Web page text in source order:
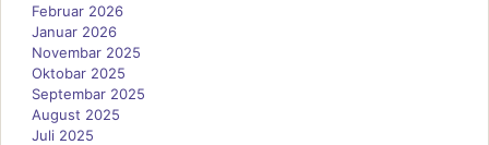
Februar 2026
Januar 2026
Novembar 2025
Oktobar 2025
Septembar 2025
August 2025
Juli 2025